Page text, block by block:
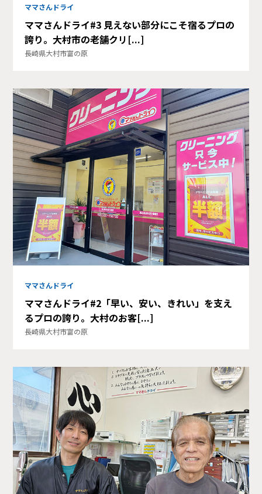
ママさんドライ
ママさんドライ#3 見えない部分にこそ宿るプロの
誇り。大村市の老舗クリ[...]
長崎県大村市富の原
ママさんドライ
ママさんドライ#2「早い、安い、きれい」を支え
るプロの誇り。大村のお客[...]
長崎県大村市富の原